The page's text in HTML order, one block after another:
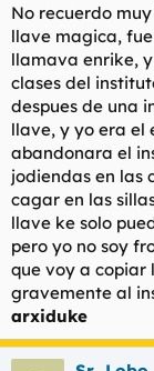
m
a
No recuerdo
llave magica,
llamava enrike,
clases del
despues de una
llave, y yo era el
abandonara el
jodiendas en las
cagar en las
llave ke solo
pero yo no soy
que voy a copiar
gravemente al
arxiduke